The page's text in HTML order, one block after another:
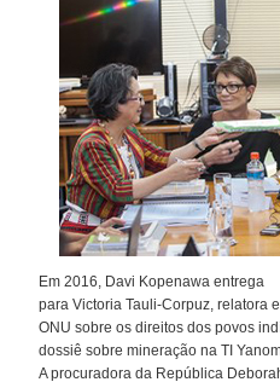
Em 2016, Davi Kopenawa entrega
para Victoria Tauli-Corpuz, relatora
ONU sobre os direitos dos povos
dossiê sobre mineração na TI
A procuradora da República